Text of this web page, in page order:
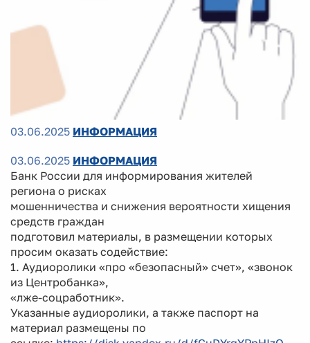
03.06.2025 ИНФОРМАЦИЯ
03.06.2025 ИНФОРМАЦИЯ
Банк России для информирования жителей
региона о рисках
мошенничества и снижения вероятности хищения
средств граждан
подготовил материалы, в размещении которых
просим оказать содействие:
1. Аудиоролики «про «безопасный» счет», «звонок
из Центробанка»,
«лже-соцработник».
Указанные аудиоролики, а также паспорт на
материал размещены по